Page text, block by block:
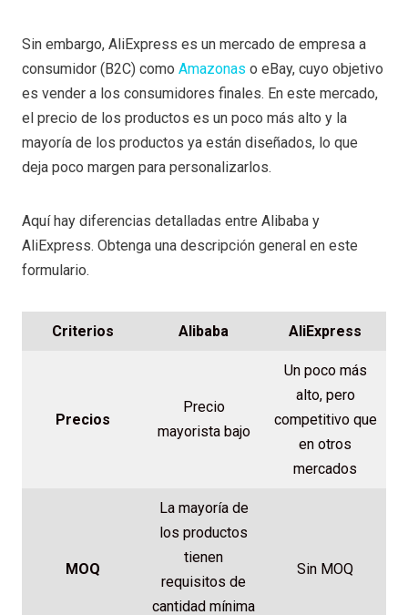
Sin embargo, AliExpress es un mercado de empresa a
consumidor (B2C) como Amazonas o eBay, cuyo objetivo
es vender a los consumidores finales. En este mercado,
el precio de los productos es un poco más alto y la
mayoría de los productos ya están diseñados, lo que
deja poco margen para personalizarlos.
Aquí hay diferencias detalladas entre Alibaba y
AliExpress. Obtenga una descripción general en este
formulario.
Criterios Alibaba AliExpress
Precios
Precio
mayorista bajo
Un poco más
alto, pero
competitivo que
en otros
mercados
MOQ
La mayoría de
los productos
tienen
requisitos de
cantidad mínima
Sin MOQ